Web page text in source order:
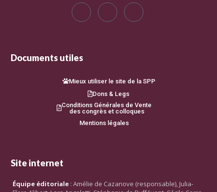
Documents utiles
Mieux utiliser le site de la SPP
Dons & Legs
Conditions Générales de Vente
des congrès et colloques
Mentions légales
Site internet
Équipe éditoriale : Amélie de Cazanove (responsable), Julia-